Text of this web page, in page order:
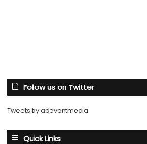
Follow us on Twitter
Tweets by adeventmedia
Quick Links